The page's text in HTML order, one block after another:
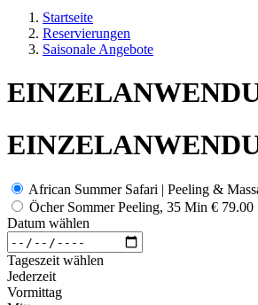
Startseite
Reservierungen
Saisonale Angebote
African Summer Safari | Peeling &
Öcher Sommer Peeling, 35 Min € 79.00
Datum wählen
Tageszeit wählen
Jederzeit
Vormittag